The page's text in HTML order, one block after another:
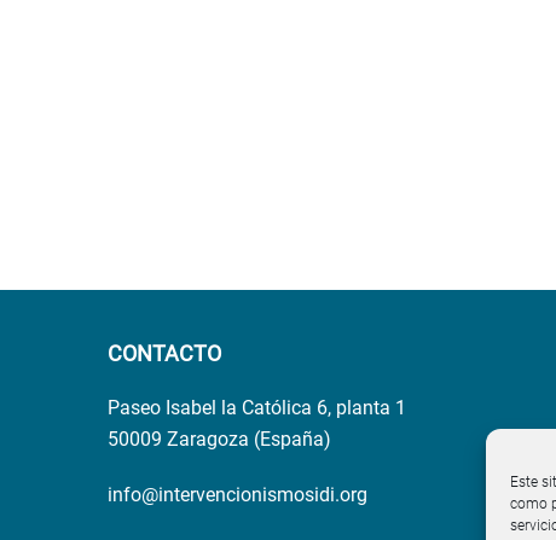
Este
como
CONTACTO
Paseo Isabel la Católica 6, planta 1
50009 Zaragoza (España)
info@intervencionismosidi.org